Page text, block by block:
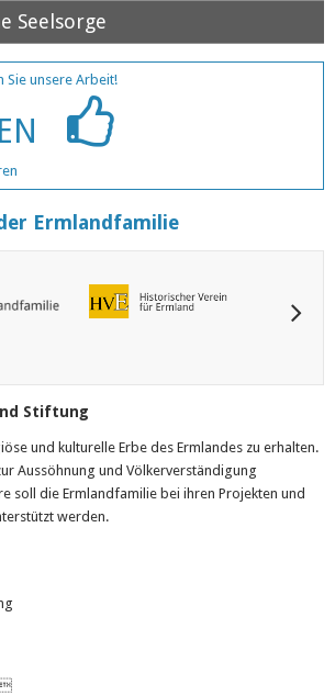
Seelsorge
Sie unsere Arbeit!
Ermlandfamilie
Stiftung
und kulturelle Erbe des Ermlandes zu erhalten.
Aussöhnung und Völkerverständigung
soll die Ermlandfamilie bei ihren Projekten und
werden.